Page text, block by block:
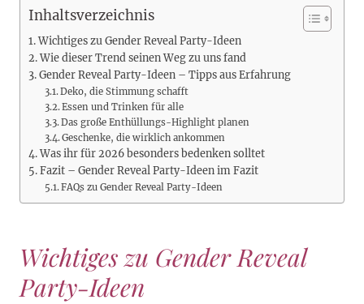
Inhaltsverzeichnis
Wichtiges zu Gender Reveal Party-Ideen
Wie dieser Trend seinen Weg zu uns fand
Gender Reveal Party-Ideen – Tipps aus Erfahrung
Deko, die Stimmung schafft
Essen und Trinken für alle
Das große Enthüllungs-Highlight planen
Geschenke, die wirklich ankommen
Was ihr für 2026 besonders bedenken solltet
Fazit – Gender Reveal Party-Ideen im Fazit
FAQs zu Gender Reveal Party-Ideen
Wichtiges zu Gender Reveal
Party-Ideen